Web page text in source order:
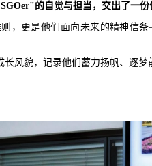
的自觉与担当，交出了一份
则，更是他们面向未来的精神信
风貌，记录他们蓄力扬帆、逐梦